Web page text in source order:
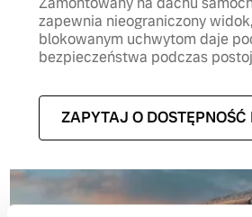
zapewnia nieograniczony
blokowanym uchwytom daje
bezpieczeństwa podczas
ZAPYTAJ O DOSTĘPNOŚĆ